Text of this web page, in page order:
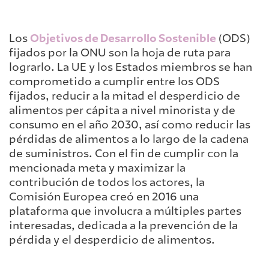
Los Objetivos de Desarrollo Sostenible (ODS)
fijados por la ONU son la hoja de ruta para
lograrlo. La UE y los Estados miembros se han
comprometido a cumplir entre los ODS
fijados, reducir a la mitad el desperdicio de
alimentos per cápita a nivel minorista y de
consumo en el año 2030, así como reducir las
pérdidas de alimentos a lo largo de la cadena
de suministros. Con el fin de cumplir con la
mencionada meta y maximizar la
contribución de todos los actores, la
Comisión Europea creó en 2016 una
plataforma que involucra a múltiples partes
interesadas, dedicada a la prevención de la
pérdida y el desperdicio de alimentos.